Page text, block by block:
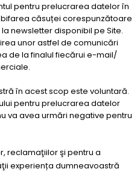
pentru prelucrarea datelor în
căsuței corespunzătoare
newsletter disponibil pe Site.
unor astfel de comunicări
de la finalul fiecărui e-mail/
în acest scop este voluntară.
pentru prelucrarea datelor
va avea urmări negative pentru
reclamaţiilor şi pentru a
experiența dumneavoastră